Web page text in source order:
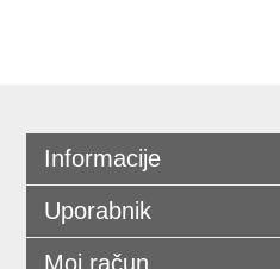
Informacije
Uporabnik
Moj račun